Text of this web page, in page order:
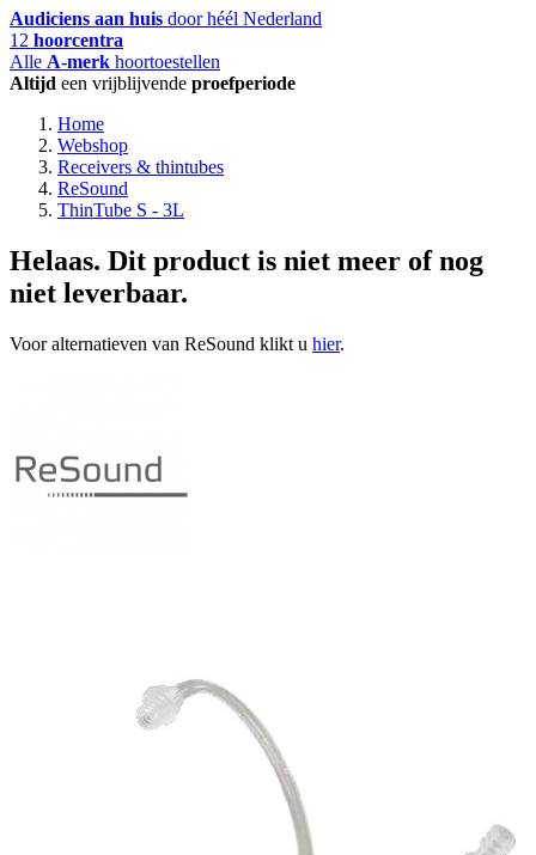
Audiciens aan huis door héél Nederland
12 hoorcentra
Alle A-merk hoortoestellen
Altijd een vrijblijvende proefperiode
Home
Webshop
Receivers & thintubes
ReSound
ThinTube S - 3L
Helaas. Dit product is niet meer of nog
niet leverbaar.
Voor alternatieven van ReSound klikt u hier.